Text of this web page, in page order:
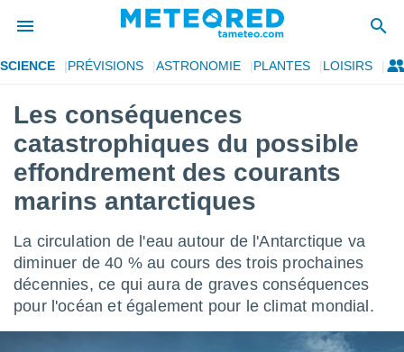
de
a
par
des
Vous
en
SCIENCE PRÉVISIONS ASTRONOMIE PLANTES LOISIRS
Les conséquences
catastrophiques du possible
effondrement des courants
marins antarctiques
La circulation de l'eau autour de l'Antarctique va
diminuer de 40 % au cours des trois prochaines
décennies, ce qui aura de graves conséquences
pour l'océan et également pour le climat mondial.